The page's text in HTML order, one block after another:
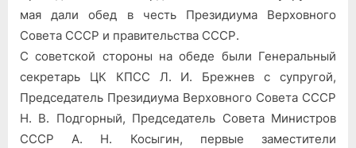
у
мая дали обед в честь Президиума Верховного
Совета СССР и правительства СССР.
С советской стороны на обеде были Генеральный
секретарь ЦК КПСС Л. И. Брежнев с супругой,
Председатель Президиума Верховного Совета СССР
Н. В. Подгорный, Председатель Совета Министров
СССР А. Н. Косыгин, первые заместители